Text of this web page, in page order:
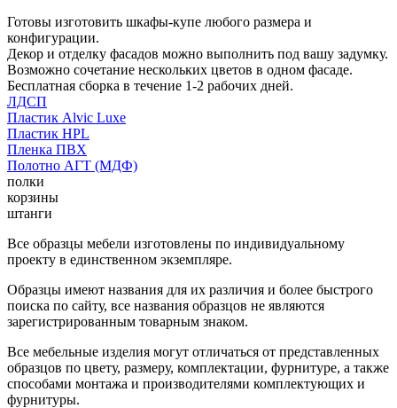
Готовы изготовить шкафы-купе любого размера и
конфигурации.
Декор и отделку фасадов можно выполнить под вашу задумку.
Возможно сочетание нескольких цветов в одном фасаде.
Бесплатная сборка в течение 1-2 рабочих дней.
ЛДСП
Пластик Alvic Luxe
Пластик HPL
Пленка ПВХ
Полотно АГТ (МДФ)
полки
корзины
штанги
Все образцы мебели изготовлены по индивидуальному
проекту в единственном экземпляре.
Образцы имеют названия для их различия и более быстрого
поиска по сайту, все названия образцов не являются
зарегистрированным товарным знаком.
Все мебельные изделия могут отличаться от представленных
образцов по цвету, размеру, комплектации, фурнитуре, а также
способами монтажа и производителями комплектующих и
фурнитуры.